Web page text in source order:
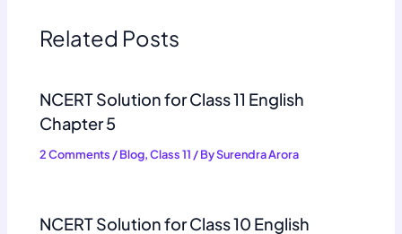
Related Posts
NCERT Solution for Class 11 English
Chapter 5
2 Comments /Blog,Class 11 / BySurendra Arora
NCERT Solution for Class 10 English